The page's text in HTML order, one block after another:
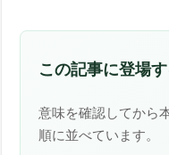
この記事に登場
意味を確認してから
順に並べています。